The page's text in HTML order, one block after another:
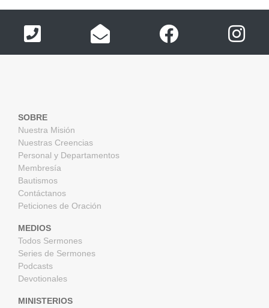
SOBRE
Nuestra Misión
Nuestras Creencias
Personal y Departamentos
Membresía
Bautismos
Contáctanos
Peticiones de Oración
MEDIOS
Todos Sermones
Series de Sermones
Podcasts
Devotionales
MINISTERIOS